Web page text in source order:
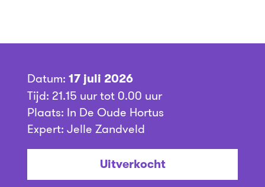
Datum: 17 juli 2026
Tijd: 21.15 uur tot 0.00 uur
Plaats: In De Oude Hortus
Expert: Jelle Zandveld
Uitverkocht